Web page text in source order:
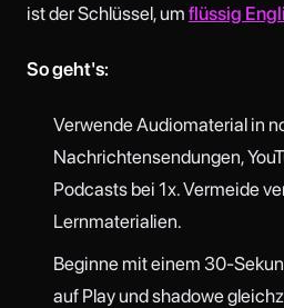
ist der Schlüssel, um flüssig
So geht's:
Verwende Audiomaterial in
Nachrichtensendungen,
Podcasts bei 1x. Vermeide
Lernmaterialien.
Beginne mit einem 30-
auf Play und shadowe